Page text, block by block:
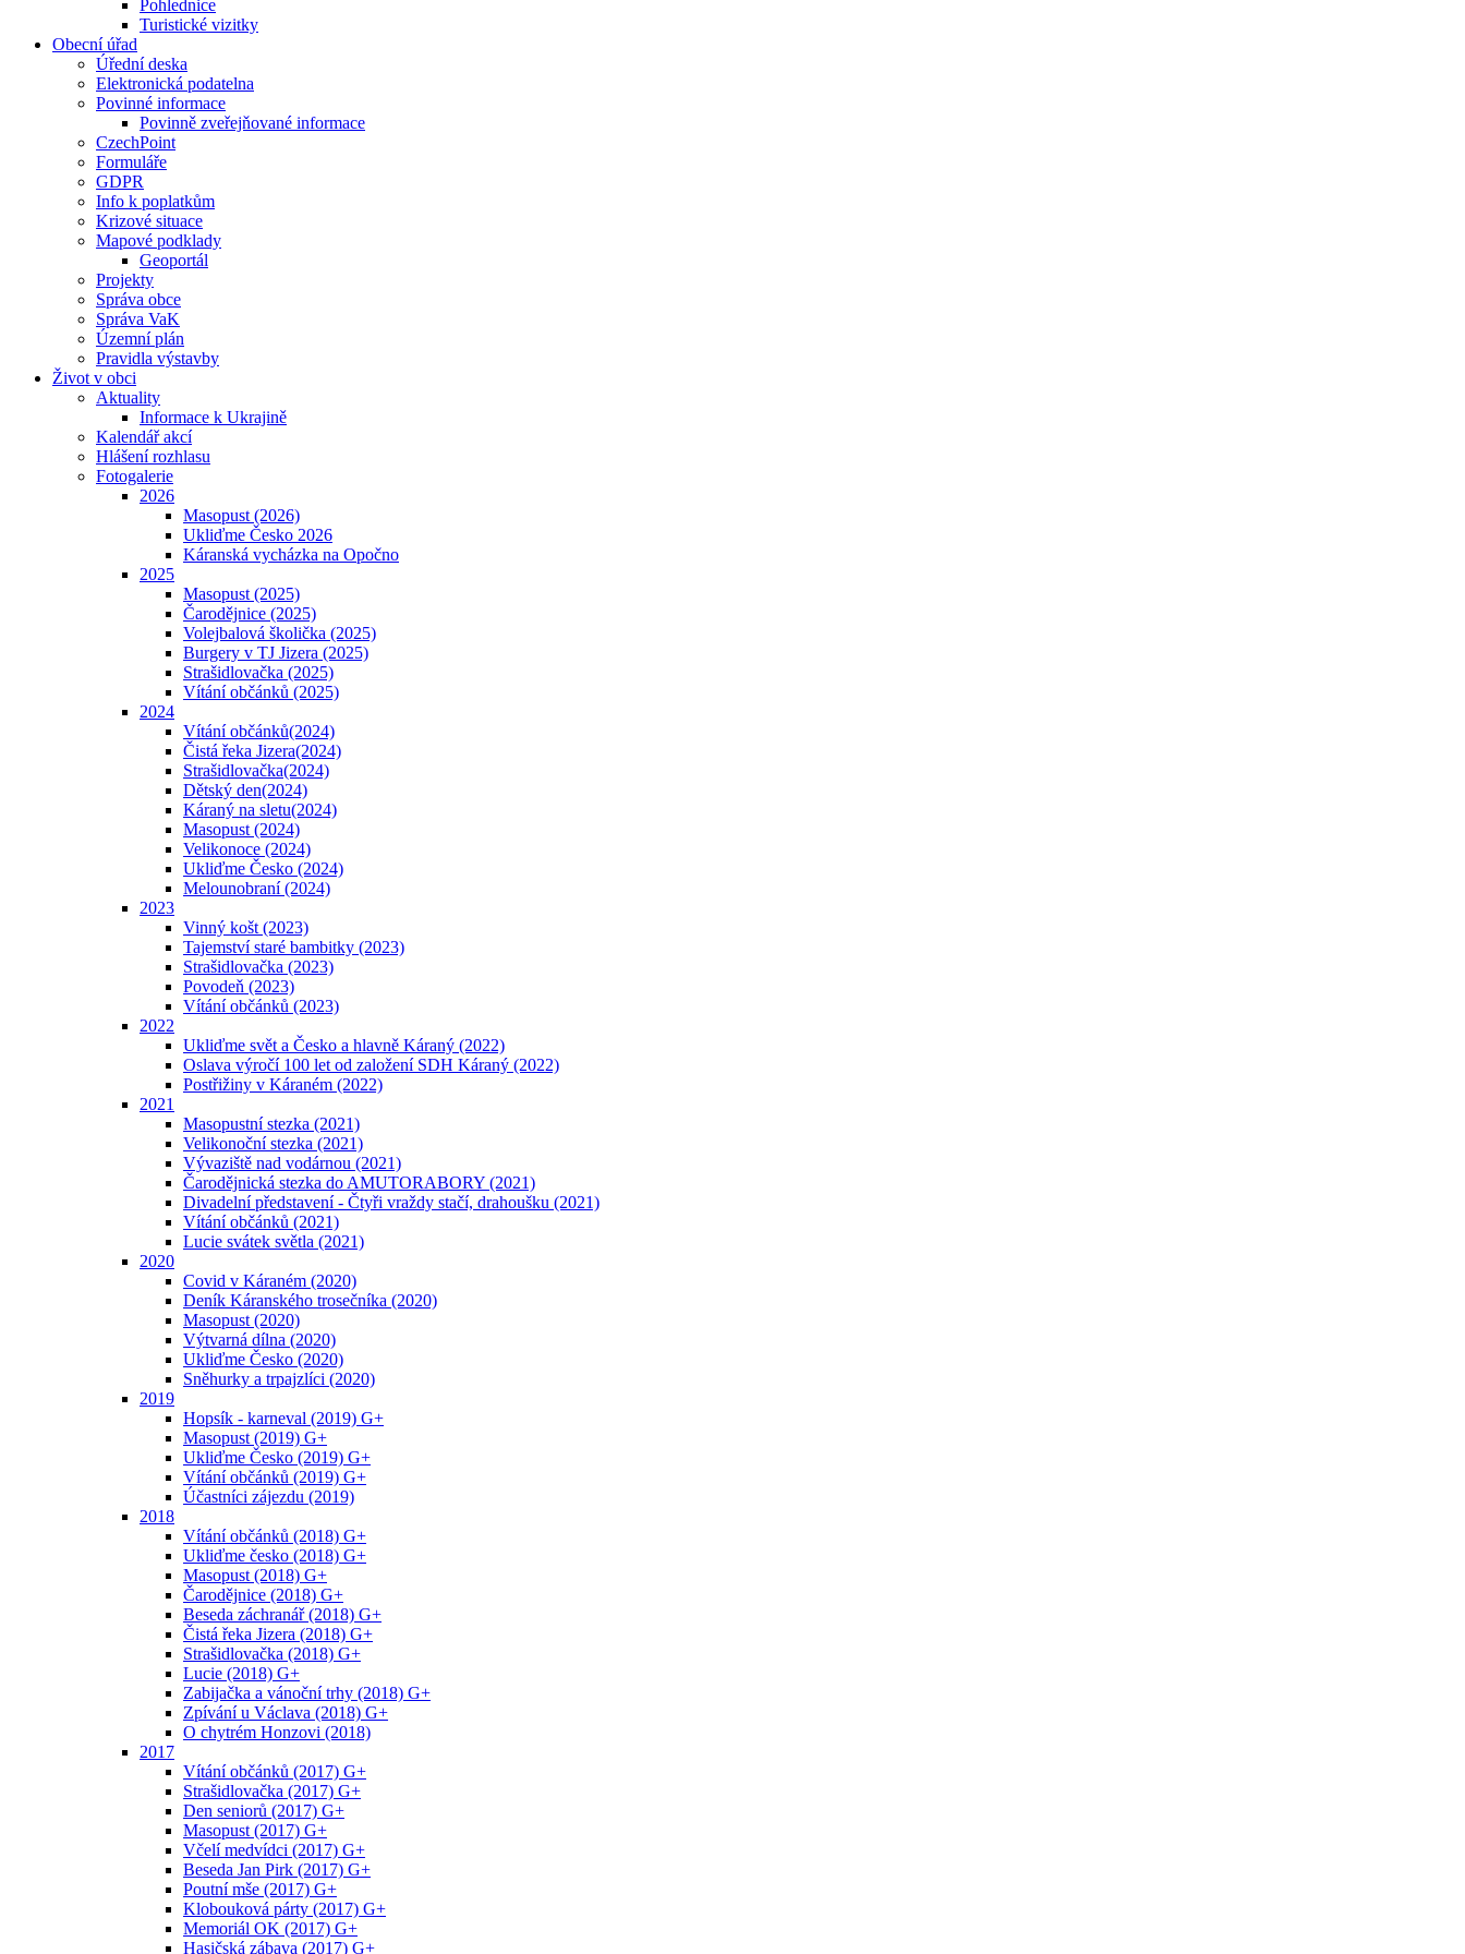
Pohlednice
Turistické vizitky
Obecní úřad
Úřední deska
Elektronická podatelna
Povinné informace
Povinně zveřejňované informace
CzechPoint
Formuláře
GDPR
Info k poplatkům
Krizové situace
Mapové podklady
Geoportál
Projekty
Správa obce
Správa VaK
Územní plán
Pravidla výstavby
Život v obci
Aktuality
Informace k Ukrajině
Kalendář akcí
Hlášení rozhlasu
Fotogalerie
2026
Masopust (2026)
Ukliďme Česko 2026
Káranská vycházka na Opočno
2025
Masopust (2025)
Čarodějnice (2025)
Volejbalová školička (2025)
Burgery v TJ Jizera (2025)
Strašidlovačka (2025)
Vítání občánků (2025)
2024
Vítání občánků(2024)
Čistá řeka Jizera(2024)
Strašidlovačka(2024)
Dětský den(2024)
Káraný na sletu(2024)
Masopust (2024)
Velikonoce (2024)
Ukliďme Česko (2024)
Melounobraní (2024)
2023
Vinný košt (2023)
Tajemství staré bambitky (2023)
Strašidlovačka (2023)
Povodeň (2023)
Vítání občánků (2023)
2022
Ukliďme svět a Česko a hlavně Káraný (2022)
Oslava výročí 100 let od založení SDH Káraný (2022)
Postřižiny v Káraném (2022)
2021
Masopustní stezka (2021)
Velikonoční stezka (2021)
Vývaziště nad vodárnou (2021)
Čarodějnická stezka do AMUTORABORY (2021)
Divadelní představení - Čtyři vraždy stačí, drahoušku (2021)
Vítání občánků (2021)
Lucie svátek světla (2021)
2020
Covid v Káraném (2020)
Deník Káranského trosečníka (2020)
Masopust (2020)
Výtvarná dílna (2020)
Ukliďme Česko (2020)
Sněhurky a trpajzlíci (2020)
2019
Hopsík - karneval (2019) G+
Masopust (2019) G+
Ukliďme Česko (2019) G+
Vítání občánků (2019) G+
Účastníci zájezdu (2019)
2018
Vítání občánků (2018) G+
Ukliďme česko (2018) G+
Masopust (2018) G+
Čarodějnice (2018) G+
Beseda záchranář (2018) G+
Čistá řeka Jizera (2018) G+
Strašidlovačka (2018) G+
Lucie (2018) G+
Zabijačka a vánoční trhy (2018) G+
Zpívání u Václava (2018) G+
O chytrém Honzovi (2018)
2017
Vítání občánků (2017) G+
Strašidlovačka (2017) G+
Den seniorů (2017) G+
Masopust (2017) G+
Včelí medvídci (2017) G+
Beseda Jan Pirk (2017) G+
Poutní mše (2017) G+
Klobouková párty (2017) G+
Memoriál OK (2017) G+
Hasičská zábava (2017) G+